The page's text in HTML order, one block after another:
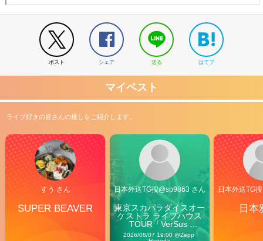
ポスト シェア 送る はてブ
マイベスト
ライブ好きの皆さんの推しをご紹介します。
すう さん
SUPER BEAVER
日本外送TG搜@sp9863 さん
東京スカパラダイスオー
ケストラ ライブハウス
TOUR「VerSus
Carnival」
2026/08/07 19:00 @Zepp
日本外送TG
日本